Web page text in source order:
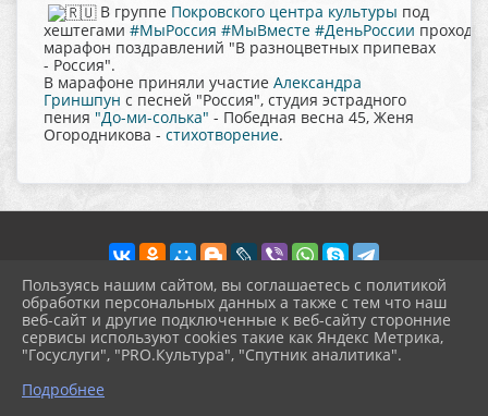
В группе Покровского центра культуры под
хештегами #МыРоссия #МыВместе #ДеньРоссии
марафон поздравлений "В разноцветных припевах
- Россия".
В марафоне приняли участие Александра
Гриншпун с песней "Россия", студия эстрадного
пения "До-ми-солька" - Победная весна 45, Женя
Огородникова - стихотворение.
2026 г. pokrov-ck.ru
Вход
Карта сайта
Политика обработки персональных данных
Пользуясь нашим сайтом, вы соглашаетесь с политикой
обработки персональных данных а также с тем что наш
веб-сайт и другие подключенные к веб-сайту сторонние
сервисы используют cookies такие как Яндекс Метрика,
"Госуслуги", "PRO.Культура", "Спутник аналитика".
Подробнее